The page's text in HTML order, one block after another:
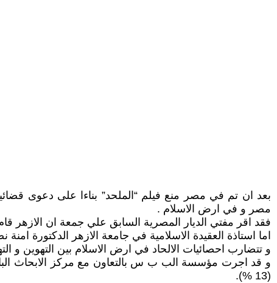
بعد ان تم في مصر منع فيلم “الملحد” بناءا على دعوى
مصر و في ارض الاسلام .
فقد اقر مفتي الديار المصرية السابق علي جمعة ان الازهر
اما استاذة العقيدة الاسلامية في جامعة الازهر الدكتورة
و تتضارب احصائيات الالحاد في ارض الاسلام بين التهوين و
و قد اجرت مؤسسة الب ب س بالتعاون مع مركز الابحاث
(13 %).